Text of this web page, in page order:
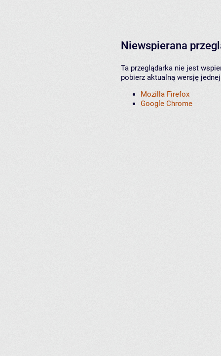
Niewspierana
Ta przeglądarka nie jest
pobierz aktualną wersję
Mozilla Firefox
Google Chrome